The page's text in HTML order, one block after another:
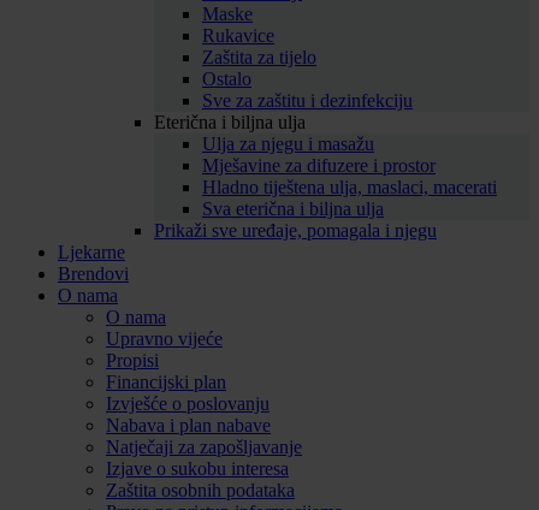
Maske
Rukavice
Zaštita za tijelo
Ostalo
Sve za zaštitu i dezinfekciju
Eterična i biljna ulja
Ulja za njegu i masažu
Mješavine za difuzere i prostor
Hladno tiještena ulja, maslaci, macerati
Sva eterična i biljna ulja
Prikaži sve uređaje, pomagala i njegu
Ljekarne
Brendovi
O nama
O nama
Upravno vijeće
Propisi
Financijski plan
Izvješće o poslovanju
Nabava i plan nabave
Natječaji za zapošljavanje
Izjave o sukobu interesa
Zaštita osobnih podataka